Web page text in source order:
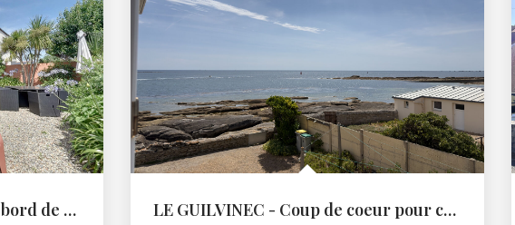
LE GUILVINEC - Plain pied en bord de mer
LE GUILVINEC - Coup de coeur pour ce penty en front de mer